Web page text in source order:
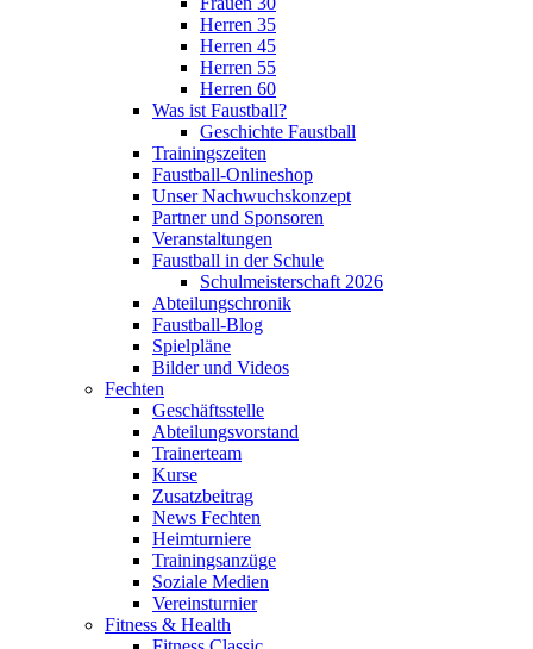
Herren 35
Herren 45
Herren 55
Herren 60
Was ist Faustball?
Geschichte Faustball
Trainingszeiten
Faustball-Onlineshop
Unser Nachwuchskonzept
Partner und Sponsoren
Veranstaltungen
Faustball in der Schule
Schulmeisterschaft 2026
Abteilungschronik
Faustball-Blog
Spielpläne
Bilder und Videos
Fechten
Geschäftsstelle
Abteilungsvorstand
Trainerteam
Kurse
Zusatzbeitrag
News Fechten
Heimturniere
Trainingsanzüge
Soziale Medien
Vereinsturnier
Fitness & Health